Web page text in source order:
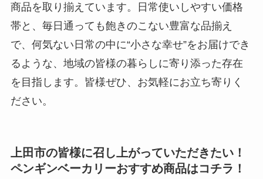
商品を取り揃えています。日常使いしやすい価格
帯と、毎日通っても飽きのこない豊富な品揃え
で、何気ない日常の中に“小さな幸せ”をお届けでき
るような、地域の皆様の暮らしに寄り添った存在
を目指します。皆様ぜひ、お気軽にお立ち寄りく
ださい。
上田市の皆様に召し上がっていただきたい！
ペンギンベーカリーおすすめ商品はコチラ！